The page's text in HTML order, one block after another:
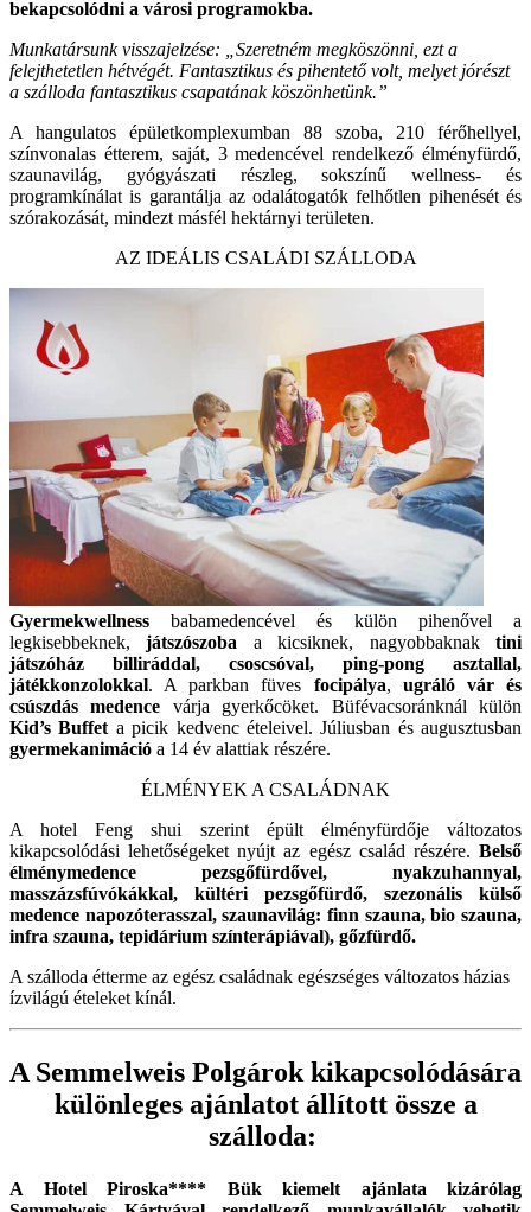
bekapcsolódni a városi programokba.
Munkatársunk visszajelzése: „Szeretném megköszönni, ezt a
felejthetetlen hétvégét. Fantasztikus és pihentető volt, melyet jórészt
a szálloda fantasztikus csapatának köszönhetünk.”
A hangulatos épületkomplexumban 88 szoba, 210 férőhellyel,
színvonalas étterem, saját, 3 medencével rendelkező élményfürdő,
szaunavilág, gyógyászati részleg, sokszínű wellness- és
programkínálat is garantálja az odalátogatók felhőtlen pihenését és
szórakozását, mindezt másfél hektárnyi területen.
AZ IDEÁLIS CSALÁDI SZÁLLODA
Gyermekwellness babamedencével és külön pihenővel a
legkisebbeknek,játszószoba a kicsiknek, nagyobbaknaktini
játszóház billiráddal, csoscsóval, ping-pong asztallal,
játékkonzolokkal. A parkban füves focipálya, ugráló vár és
csúszdás medence várja gyerkőcöket. Büfévacsoránknál külön
Kid’s Buffet a picik kedvenc ételeivel. Júliusban és augusztusban
gyermekanimáció a 14 év alattiak részére.
ÉLMÉNYEK A CSALÁDNAK
A hotel Feng shui szerint épült élményfürdője változatos
kikapcsolódási lehetőségeket nyújt az egész család részére. Belső
élménymedence pezsgőfürdővel, nyakzuhannyal,
masszázsfúvókákkal, kültéri pezsgőfürdő, szezonális külső
medence napozóterasszal, szaunavilág: finn szauna, bio szauna,
infra szauna, tepidárium színterápiával), gőzfürdő.
A szálloda étterme az egész családnak egészséges változatos házias
ízvilágú ételeket kínál.
A Semmelweis Polgárok kikapcsolódására
különleges ajánlatot állított össze a
szálloda:
A Hotel Piroska**** Bük kiemelt ajánlata kizárólag